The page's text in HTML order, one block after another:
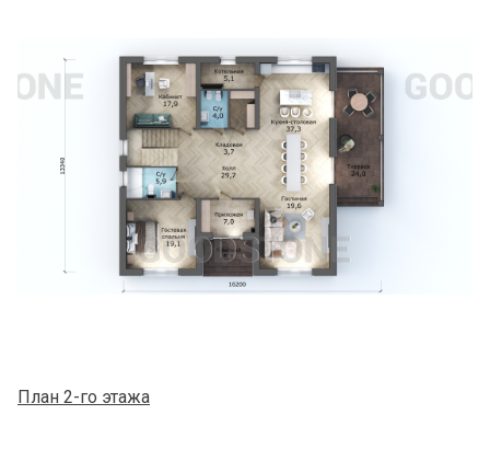
План 2-го этажа